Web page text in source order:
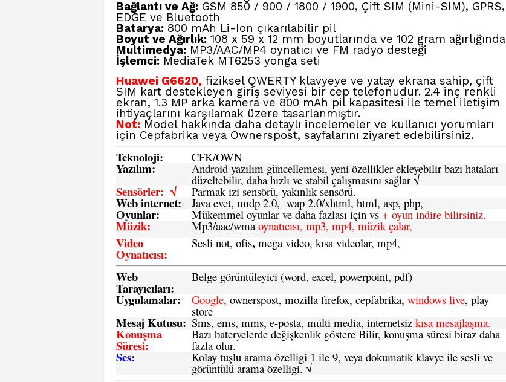
Bağlantı ve Ağ: GSM 850 / 900 / 1800 / 1900, Çift SIM (Mini-SIM), GPRS,
EDGE ve Bluetooth
Batarya: 800 mAh Li-Ion çıkarılabilir pil
Boyut ve Ağırlık: 108 x 59 x 12 mm boyutlarında ve 102 gram ağırlığında
Multimedya: MP3/AAC/MP4 oynatıcı ve FM radyo desteği
İşlemci: MediaTek MT6253 yonga seti
Huawei G6620, fiziksel QWERTY klavyeye ve yatay ekrana sahip, çift
SIM kart destekleyen giriş seviyesi bir cep telefonudur. 2.4 inç renkli
ekran, 1.3 MP arka kamera ve 800 mAh pil kapasitesi ile temel iletişim
ihtiyaçlarını karşılamak üzere tasarlanmıştır.
Not: Model hakkında daha detaylı incelemeler ve kullanıcı yorumları
için Cepfabrika veya Ownerspost, sayfalarını ziyaret edebilirsiniz.
Teknoloji: CFK/OWN
Yazılım: Android yazılım güncellemesi, yeni özellikler ekleyebilir bazı hataları
düzeltebilir, daha hızlı ve stabil çalışmasını sağlar √
Sensörler: √ Parmak izi sensörü, yakınlık sensörü.
Web internet: Java evet, mıdp 2.0, wap 2.0/xhtml, html, asp, php,
Oyunlar: Mükemmel oyunlar ve daha fazlası için vs + oyun indire bilirsiniz.
Müzik: Mp3/aac/wmaoynatıcısı, mp3, mp4, müzik çalar,
Video
Oynatıcısı:
Sesli not, ofis, mega video, kısa videolar, mp4,
Web
Tarayıcıları:
Belge görüntüleyici (word, excel, powerpoint, pdf)
Uygulamalar: Google, ownerspost, mozilla firefox, cepfabrika, windows live, play
store
Mesaj Kutusu: Sms, ems, mms, e-posta, multi media, internetsiz kısa mesajlaşma.
Konuşma
Süresi:
Bazı bateryelerde değişkenlik göstere Bilir, konuşma süresi biraz daha
fazla olur.
Ses: Kolay tuşlu arama özelligi 1 ile 9, veya dokumatik klavye ile sesli ve
görüntülü arama özelligi. √